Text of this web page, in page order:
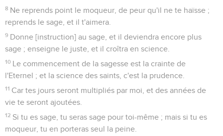
8 Ne reprends point le moqueur, de peur qu'il ne te haïsse ;
reprends le sage, et il t'aimera.
9 Donne [instruction] au sage, et il deviendra encore plus
sage ; enseigne le juste, et il croîtra en science.
10 Le commencement de la sagesse est la crainte de
l'Eternel ; et la science des saints, c'est la prudence.
11 Car tes jours seront multipliés par moi, et des années de
vie te seront ajoutées.
12 Si tu es sage, tu seras sage pour toi-même ; mais si tu es
moqueur, tu en porteras seul la peine.